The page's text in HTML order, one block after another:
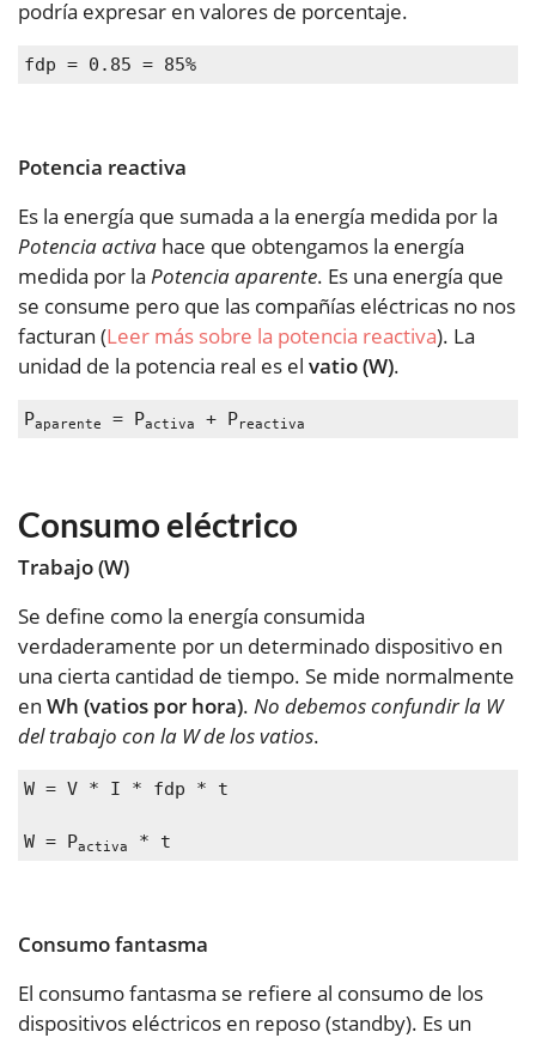
podría expresar en valores de porcentaje.
fdp = 0.85 = 85%
Potencia reactiva
Es la energía que sumada a la energía medida por la
Potencia activa hace que obtengamos la energía
medida por la Potencia aparente. Es una energía que
se consume pero que las compañías eléctricas no nos
facturan (Leer más sobre la potencia reactiva). La
unidad de la potencia real es el vatio (W).
Paparente = Pactiva + Preactiva
Consumo eléctrico
Trabajo (W)
Se define como la energía consumida
verdaderamente por un determinado dispositivo en
una cierta cantidad de tiempo. Se mide normalmente
en Wh (vatios por hora). No debemos confundir la W
del trabajo con la W de los vatios.
W = V * I * fdp * t
W = Pactiva * t
Consumo fantasma
El consumo fantasma se refiere al consumo de los
dispositivos eléctricos en reposo (standby). Es un